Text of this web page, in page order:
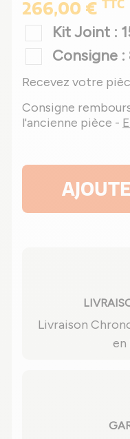
266,00 € TTC
Kit Joint :
Consigne
Recevez votre
Consigne
l'ancienne pièce -
Livraison
en